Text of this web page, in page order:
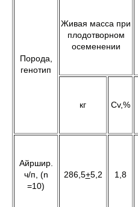
Порода,
генотип
Живая масса при
плодотворном
осеменении
кг Сv,%
Айршир.
ч/п, (n
=10)
286,5+5,2 1,8